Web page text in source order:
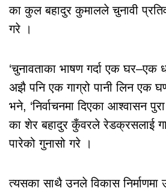
का कुल बहादुर कुमालले चुनावी
गरे ।
‘चुनावताका भाषण गर्दा एक घर–एक
अझै पनि एक गाग्रो पानी लिन एक
भने, ‘निर्वाचनमा दिएका आश्वासन पुरा
का शेर बहादुर कुँवरले रेडक्रसलाई
पारेको गुनासो गरे ।
त्यसका साथै उनले विकास निर्माणमा